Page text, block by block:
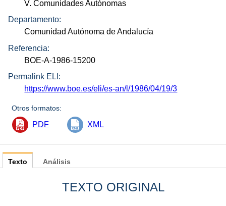
V. Comunidades Autónomas
Departamento:
Comunidad Autónoma de Andalucía
Referencia:
BOE-A-1986-15200
Permalink ELI:
https://www.boe.es/eli/es-an/l/1986/04/19/3
Otros formatos:
PDF XML
Texto
TEXTO ORIGINAL
Análisis